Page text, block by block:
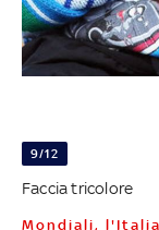
9/12
Faccia tricolore
Mondiali, l'Italia dura un tempo. Poi cede